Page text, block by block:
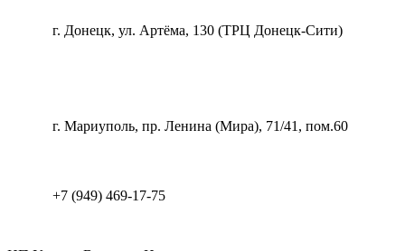
г. Донецк, ул. Артёма, 130 (ТРЦ Донецк-Сити)
г. Мариуполь, пр. Ленина (Мира), 71/41, пом.60
+7 (949) 469-17-75